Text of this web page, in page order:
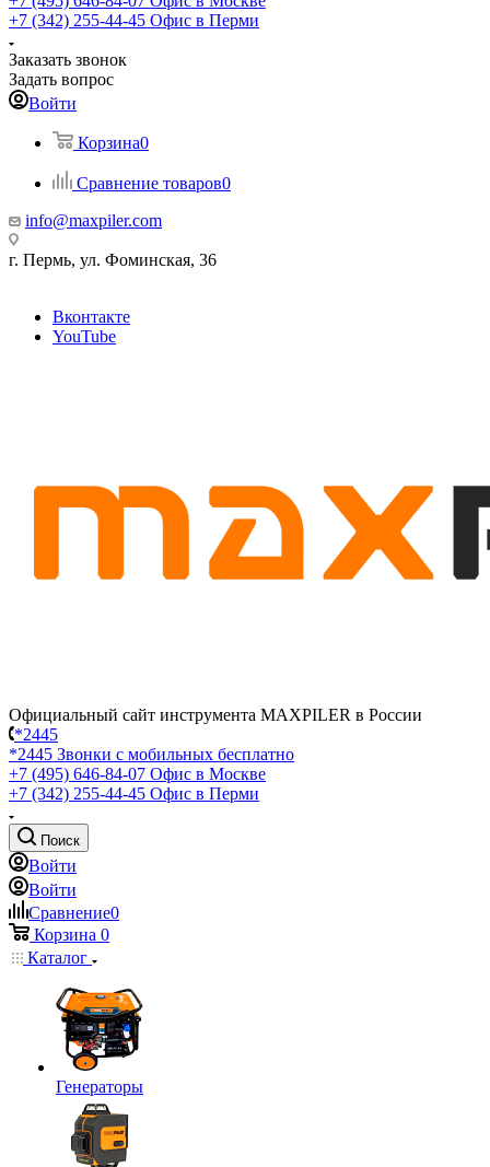
+7 (342) 255-44-45 Офис в Перми
Заказать звонок
Задать вопрос
Войти
Корзина0
Сравнение товаров0
info@maxpiler.com
г. Пермь, ул. Фоминская, 36
Вконтакте
YouTube
Официальный сайт инструмента MAXPILER в России
*2445
*2445 Звонки с мобильных бесплатно
+7 (495) 646-84-07 Офис в Москве
+7 (342) 255-44-45 Офис в Перми
Поиск
Войти
Войти
Сравнение0
Корзина 0
Каталог
Генераторы